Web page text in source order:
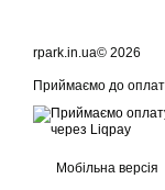
rpark.in.ua© 2026
Приймаємо до
Мобільна версія